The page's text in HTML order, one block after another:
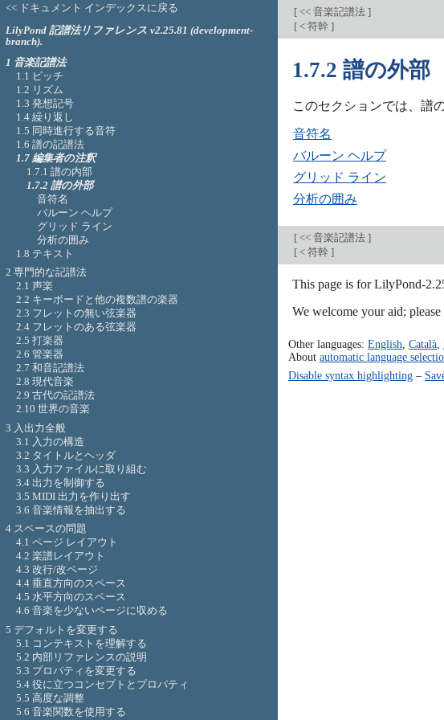
[ << 音楽記譜法 ]
[ < 符幹 ]
1.7.2 譜の外部
このセクションでは、譜
音符名
バルーン ヘルプ
グリッド ライン
分析の囲み
[ << 音楽記譜法 ]
[ < 符幹 ]
This page is for LilyPond-
We welcome your aid; please
Other languages: English Català,
About automatic language
Disable syntax highlighting–
<< ドキュメント インデックスに戻る
LilyPond 記譜法リファレンス v2.25.81 (development-
branch).
1 音楽記譜法
1.1 ピッチ
1.2 リズム
1.3 発想記号
1.4 繰り返し
1.5 同時進行する音符
1.6 譜の記譜法
1.7 編集者の注釈
1.7.1 譜の内部
1.7.2 譜の外部
音符名
バルーン ヘルプ
グリッド ライン
分析の囲み
1.8 テキスト
2 専門的な記譜法
2.1 声楽
2.2 キーボードと他の複数譜の楽器
2.3 フレットの無い弦楽器
2.4 フレットのある弦楽器
2.5 打楽器
2.6 管楽器
2.7 和音記譜法
2.8 現代音楽
2.9 古代の記譜法
2.10 世界の音楽
3 入出力全般
3.1 入力の構造
3.2 タイトルとヘッダ
3.3 入力ファイルに取り組む
3.4 出力を制御する
3.5 MIDI 出力を作り出す
3.6 音楽情報を抽出する
4 スペースの問題
4.1 ページ レイアウト
4.2 楽譜レイアウト
4.3 改行/改ページ
4.4 垂直方向のスペース
4.5 水平方向のスペース
4.6 音楽を少ないページに収める
5 デフォルトを変更する
5.1 コンテキストを理解する
5.2 内部リファレンスの説明
5.3 プロパティを変更する
5.4 役に立つコンセプトとプロパティ
5.5 高度な調整
5.6 音楽関数を使用する